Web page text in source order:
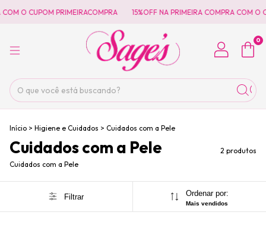
O CUPOM PRIMEIRACOMPRA 15%OFF NA PRIMEIRA COMPRA COM O
0
Início > Higiene e Cuidados > Cuidados com a Pele
Cuidados com a Pele
2 produtos
Cuidados com a Pele
Filtrar Ordenar por:
Mais vendidos